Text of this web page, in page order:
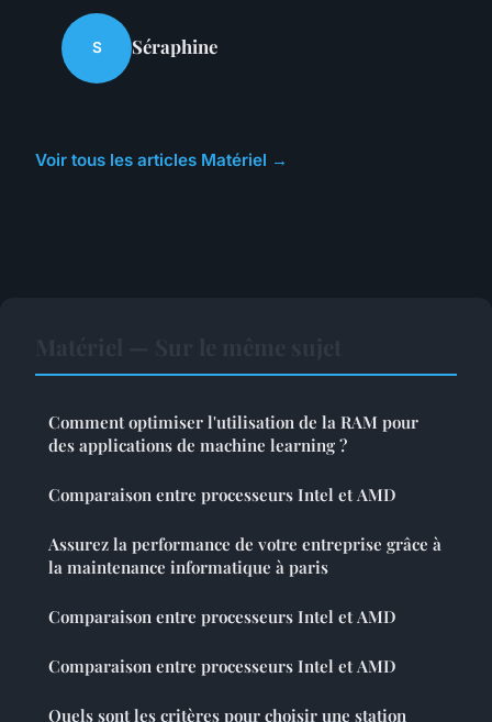
S Séraphine
Voir tous les articles Matériel →
Comment optimiser l'utilisation de la RAM pour
des applications de machine learning ?
Comparaison entre processeurs Intel et AMD
Assurez la performance de votre entreprise grâce à
la maintenance informatique à paris
Comparaison entre processeurs Intel et AMD
Comparaison entre processeurs Intel et AMD
Quels sont les critères pour choisir une station